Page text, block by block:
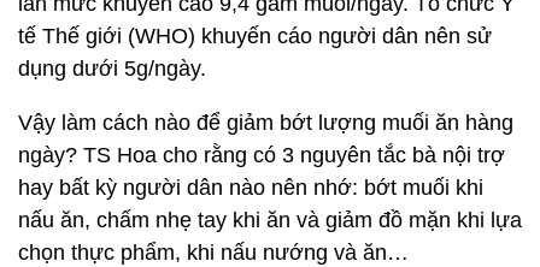
tế Thế giới (WHO) khuyến cáo người dân nên sử
dụng dưới 5g/ngày.
Vậy làm cách nào để giảm bớt lượng muối ăn hàng
ngày? TS Hoa cho rằng có 3 nguyên tắc bà nội trợ
hay bất kỳ người dân nào nên nhớ: bớt muối khi
nấu ăn, chấm nhẹ tay khi ăn và giảm đồ mặn khi lựa
chọn thực phẩm, khi nấu nướng và ăn…